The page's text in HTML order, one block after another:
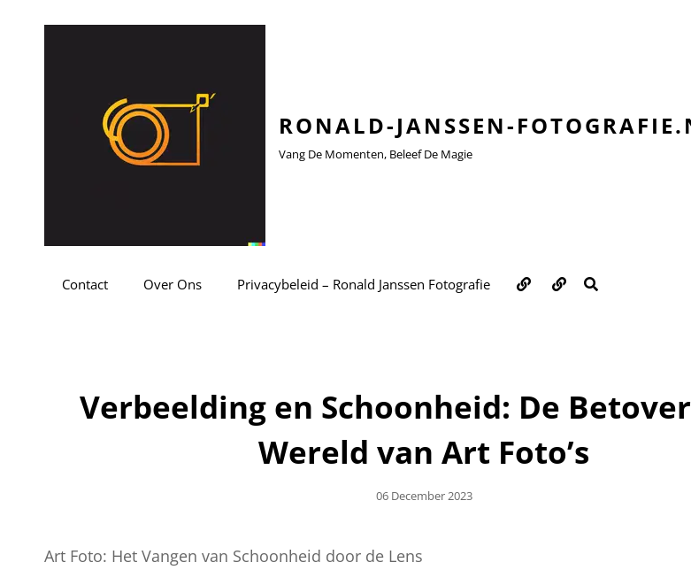
RONALD-JANSSEN-
Vang De Momenten, Beleef De Magie
Contact Over Ons Privacybeleid – Ronald Janssen Fotografie Over
ons
Contact
Verbeelding en Schoonheid: De
Wereld van Art Foto’s
Geplaatst
06 December 2023
Art Foto: Het Vangen van Schoonheid door de Lens